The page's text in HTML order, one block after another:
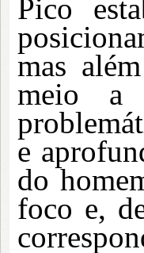
Pico
mas
meio a
e
do
foco e,